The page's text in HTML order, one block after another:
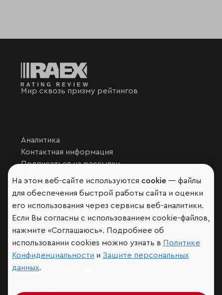
Мир сквозь призму рейтингов
Аналитика
Контактная информация
Подписаться на рассылку
Обратная связь
Участники рэнкингов
Мы в социальных сетях и мессенджерах
VK
RAEX Образование – Telegram,Max
RAEX Sustainability –Telegram,Max
Защита персональных данных
Ограничение ответственности
На этом веб-сайте используются cookie — файлы
для обеспечения быстрой работы сайта и оценки
его использования через сервисы веб-аналитики.
Если Вы согласны с использованием cookie-файлов,
нажмите «Соглашаюсь». Подробнее об
использовании cookies можно узнать в Политике
Конфиденциальности и Защите персональных
данных.